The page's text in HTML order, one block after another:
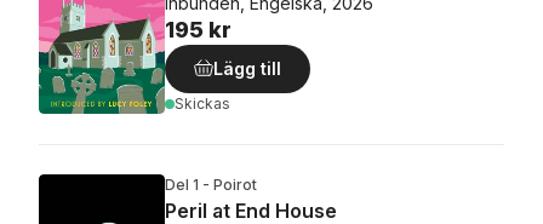
195 kr
Lägg till
Skickas
Del 1 - Poirot
Peril at End House